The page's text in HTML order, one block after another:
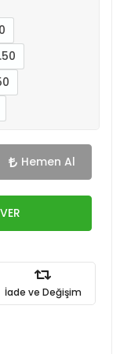
Hemen Al
İade ve Değişim